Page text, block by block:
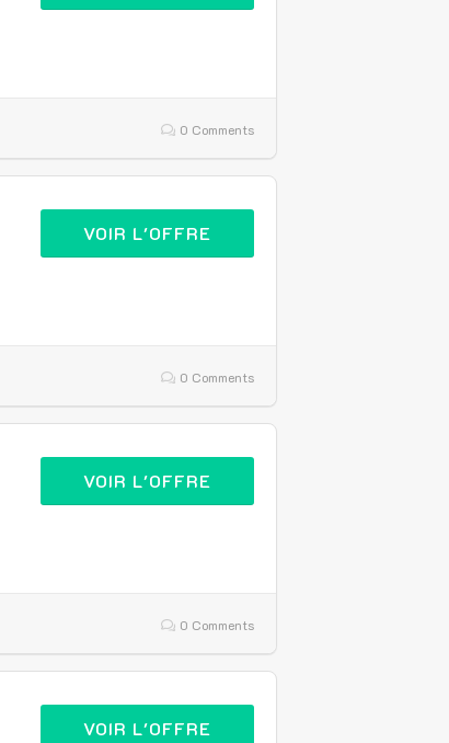
0 Comments
VOIR L'OFFRE
0 Comments
VOIR L'OFFRE
0 Comments
VOIR L'OFFRE